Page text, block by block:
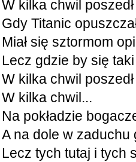
W kilka chwil
Gdy Titanic
Miał się sztormom
Lecz gdzie by się
W kilka chwil
W kilka chwil...
Na pokładzie
A na dole w zaduchu
Lecz tych tutaj i tych